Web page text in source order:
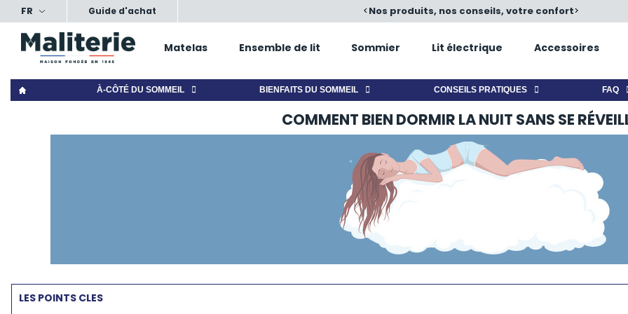
FR Guide d'achat <
nos conseils, votre confort Nos produits, nos conseils, votre confort>
Matelas Ensemble de lit Sommier Lit électrique Accessoires
À-CÔTÉ DU SOMMEIL BIENFAITS DU SOMMEIL CONSEILS PRATIQUES FAQ
COMMENT BIEN DORMIR LA NUIT SANS SE
LES POINTS CLES